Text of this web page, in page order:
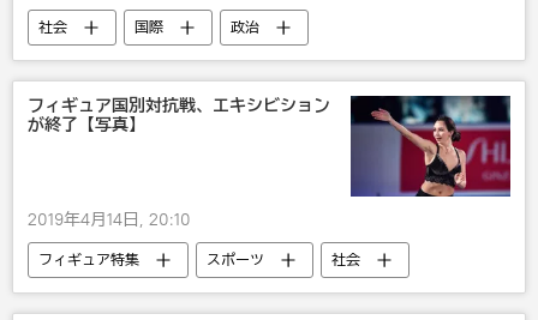
社会 国際
政治
ジュリアン・アサンジ
ウィキリークス
フィギュア国別対抗戦、エキシビション
が終了【写真】
2019年4月14日, 20:10
フィギュア特集 スポーツ
社会
ロシア
国際 米国
国内